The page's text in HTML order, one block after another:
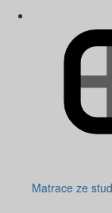
Matrace ze